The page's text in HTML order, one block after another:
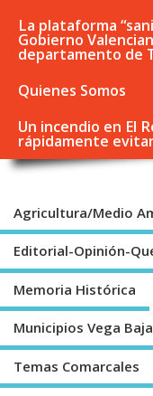
La plataforma
Gobierno
departamento de
Quienes Somos
Un incendio en El
rápidamente
Agricultura/Medio
Editorial-Opinión-
Memoria Histórica
Municipios Vega Baja
Temas Comarcales